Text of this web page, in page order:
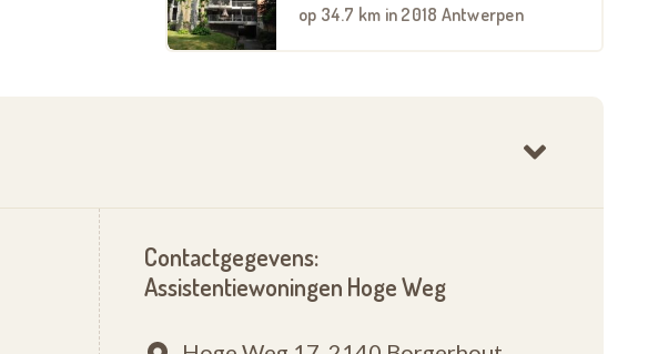
op 34.7 km in 2018 Antwerpen
Contactgegevens:
Assistentiewoningen Hoge Weg